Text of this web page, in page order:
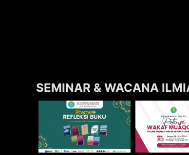
SEMINAR & WACANA